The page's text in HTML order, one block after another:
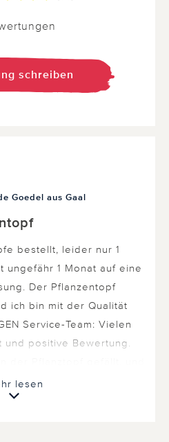
schreiben
Goedel aus Gaal
bestellt, leider nur 1
ungefähr 1 Monat auf eine
Der Pflanzentopf
ich bin mit der Qualität
Service-Team: Vielen
und positive Bewertung.
sind. Dass Sie nur
haben, bitten wir zu
lesen